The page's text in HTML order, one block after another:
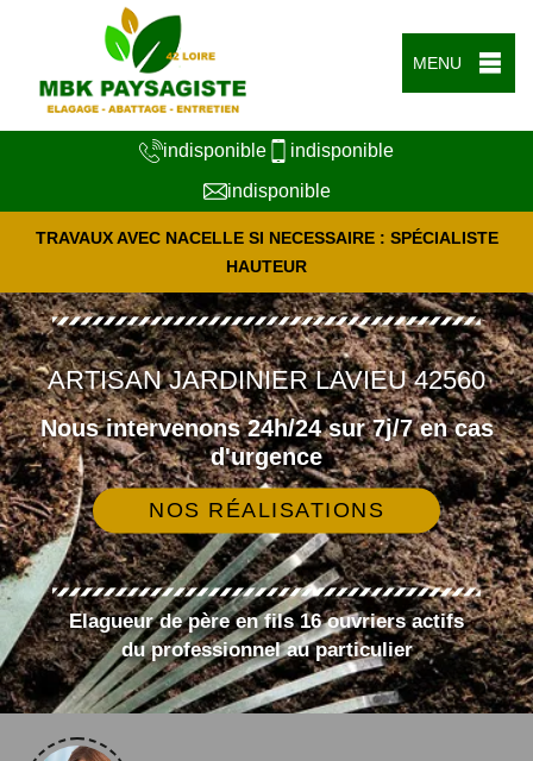
MENU
indisponible
indisponible
indisponible
TRAVAUX AVEC NACELLE SI NECESSAIRE : SPÉCIALISTE
HAUTEUR
ARTISAN JARDINIER LAVIEU 42560
Nous intervenons 24h/24 sur 7j/7 en cas
d'urgence
NOS RÉALISATIONS
Elagueur de père en fils 16 ouvriers actifs
du professionnel au particulier